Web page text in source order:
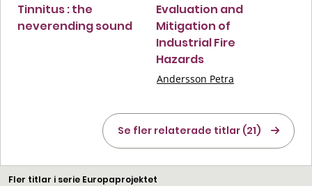
Tinnitus : the
neverending sound
Evaluation and
Mitigation of
Industrial Fire
Hazards
Andersson Petra
Se fler relaterade titlar (21)
Fler titlar i serie Europaprojektet